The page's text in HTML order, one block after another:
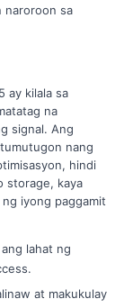
naroroon sa
ay kilala sa
na
signal. Ang
nang
hindi
storage, kaya
iyong paggamit
lahat ng
at makukulay